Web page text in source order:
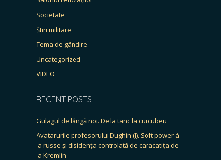
Societate
Știri militare
Tema de gândire
Uncategorized
VIDEO
RECENT POSTS
Gulagul de lângă noi. De la tanc la curcubeu
Avatarurile profesorului Dughin (I). Soft power à
la russe și disidența controlată de caracatița de
la Kremlin